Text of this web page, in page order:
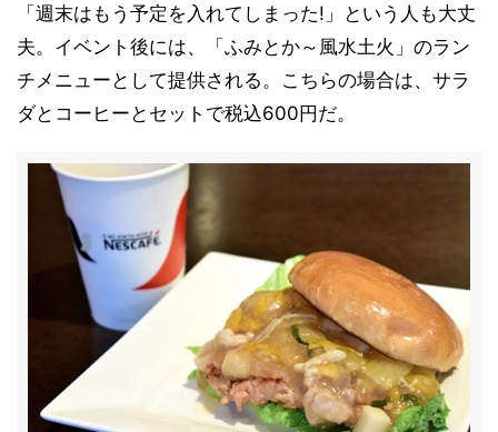
「週末はもう予定を入れてしまった!」という人も大丈
夫。イベント後には、「ふみとか～風水土火」のラン
チメニューとして提供される。こちらの場合は、サラ
ダとコーヒーとセットで税込600円だ。